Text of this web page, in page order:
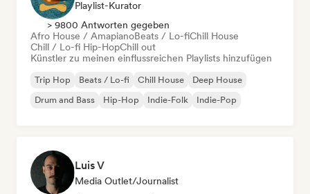
Playlist-Kurator
> 9800 Antworten gegeben
Afro House / AmapianoBeats / Lo-fiChill House
Chill / Lo-fi Hip-HopChill out
Künstler zu meinen einflussreichen Playlists hinzufügen
Trip Hop Beats / Lo-fi Chill House
Deep House
Drum and Bass
Hip-Hop Indie-Folk Indie-Pop
Luis V
Media Outlet/Journalist